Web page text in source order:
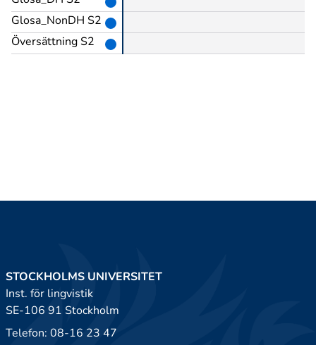
Glosa_NonDH S2
Översättning S2
STOCKHOLMS UNIVERSITET
Inst. för lingvistik
SE-106 91 Stockholm
Telefon: 08-16 23 47